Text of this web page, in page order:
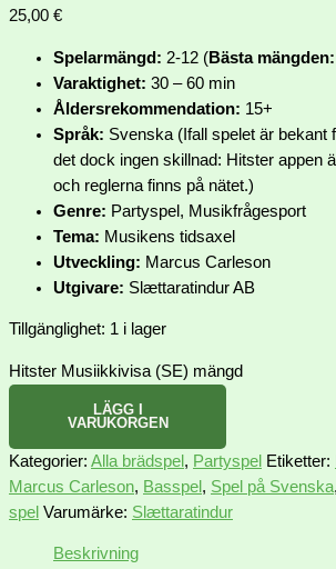
25,00 €
Spelarmängd: 2-12 (Bästa mängden:
Varaktighet: 30 – 60 min
Åldersrekommendation: 15+
Språk: Svenska (Ifall spelet är bekant
det dock ingen skillnad: Hitster appen
och reglerna finns på nätet.)
Genre: Partyspel, Musikfrågesport
Tema: Musikens tidsaxel
Utveckling: Marcus Carleson
Utgivare: Slættaratindur AB
Tillgänglighet: 1 i lager
Hitster Musiikkivisa (SE) mängd
LÄGG I
VARUKORGEN
Kategorier: Alla brädspel , Partyspel Etiketter:
Marcus Carleson, Basspel , Spel på Svenska,
spel Varumärke: Slættaratindur
Beskrivning